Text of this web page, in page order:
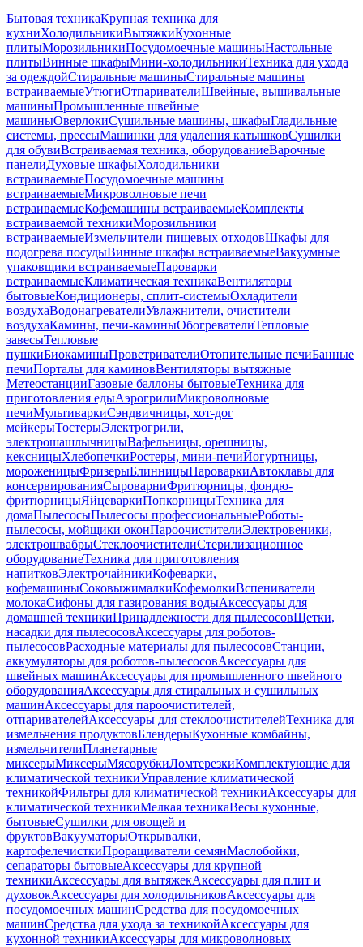
Бытовая техникаКрупная техника для
кухниХолодильникиВытяжкиКухонные
плитыМорозильникиПосудомоечные машиныНастольные
плитыВинные шкафыМини-холодильникиТехника для ухода
за одеждойСтиральные машиныСтиральные машины
встраиваемыеУтюгиОтпаривателиШвейные, вышивальные
машиныПромышленные швейные
машиныОверлокиСушильные машины, шкафыГладильные
системы, прессыМашинки для удаления катышковСушилки
для обувиВстраиваемая техника, оборудованиеВарочные
панелиДуховые шкафыХолодильники
встраиваемыеПосудомоечные машины
встраиваемыеМикроволновые печи
встраиваемыеКофемашины встраиваемыеКомплекты
встраиваемой техникиМорозильники
встраиваемыеИзмельчители пищевых отходовШкафы для
подогрева посудыВинные шкафы встраиваемыеВакуумные
упаковщики встраиваемыеПароварки
встраиваемыеКлиматическая техникаВентиляторы
бытовыеКондиционеры, сплит-системыОхладители
воздухаВодонагревателиУвлажнители, очистители
воздухаКамины, печи-каминыОбогревателиТепловые
завесыТепловые
пушкиБиокаминыПроветривателиОтопительные печиБанные
печиПорталы для каминовВентиляторы вытяжные
МетеостанцииГазовые баллоны бытовыеТехника для
приготовления едыАэрогрилиМикроволновые
печиМультиваркиСэндвичницы, хот-дог
мейкерыТостерыЭлектрогрили,
электрошашлычницыВафельницы, орешницы,
кексницыХлебопечкиРостеры, мини-печиЙогуртницы,
мороженицыФризерыБлинницыПароваркиАвтоклавы для
консервированияСыроварниФритюрницы, фондю-
фритюрницыЯйцеваркиПопкорницыТехника для
домаПылесосыПылесосы профессиональныеРоботы-
пылесосы, мойщики оконПароочистителиЭлектровеники,
электрошвабрыСтеклоочистителиСтерилизационное
оборудованиеТехника для приготовления
напитковЭлектрочайникиКофеварки,
кофемашиныСоковыжималкиКофемолкиВспениватели
молокаСифоны для газирования водыАксессуары для
домашней техникиПринадлежности для пылесосовЩетки,
насадки для пылесосовАксессуары для роботов-
пылесосовРасходные материалы для пылесосовСтанции,
аккумуляторы для роботов-пылесосовАксессуары для
швейных машинАксессуары для промышленного швейного
оборудованияАксессуары для стиральных и сушильных
машинАксессуары для пароочистителей,
отпаривателейАксессуары для стеклоочистителейТехника для
измельчения продуктовБлендерыКухонные комбайны,
измельчителиПланетарные
миксерыМиксерыМясорубкиЛомтерезкиКомплектующие для
климатической техникиУправление климатической
техникойФильтры для климатической техникиАксессуары для
климатической техникиМелкая техникаВесы кухонные,
бытовыеСушилки для овощей и
фруктовВакууматорыОткрывалки,
картофелечисткиПроращиватели семянМаслобойки,
сепараторы бытовыеАксессуары для крупной
техникиАксессуары для вытяжекАксессуары для плит и
духовокАксессуары для холодильниковАксессуары для
посудомоечных машинСредства для посудомоечных
машинСредства для ухода за техникойАксессуары для
кухонной техникиАксессуары для микроволновых